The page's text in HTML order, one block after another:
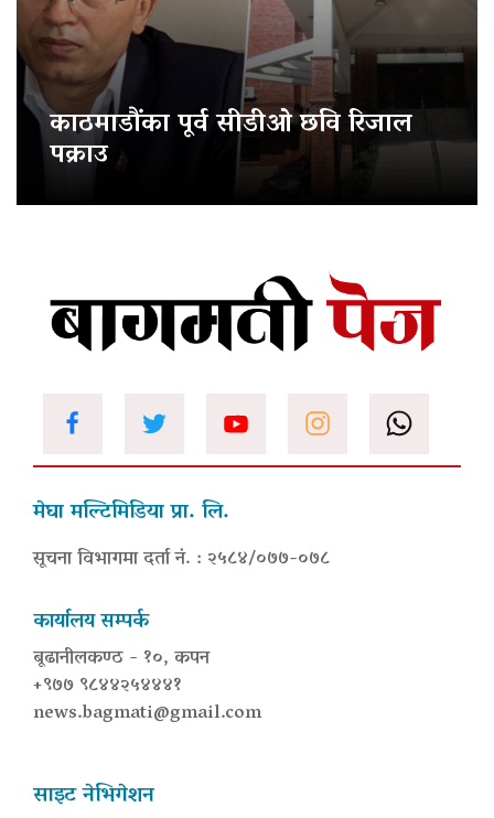
काठमाडौंका पूर्व सीडीओ छवि रिजाल
पक्राउ
मेघा मल्टिमिडिया प्रा. लि.
सूचना विभागमा दर्ता नं. : २५८४/०७७-०७८
कार्यालय सम्पर्क
बूढानीलकण्ठ - १०, कपन
+९७७ ९८४४२५४४४१
news.bagmati@gmail.com
साइट नेभिगेशन